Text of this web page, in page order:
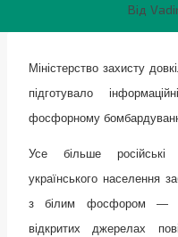
Від
Міністерство захисту
підготувало
фосфорному
Усе більше російські
українського населення
з білим фосфором —
відкритих джерелах